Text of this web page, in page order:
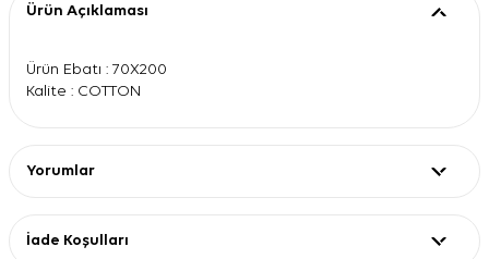
Ürün Açıklaması
Ürün Ebatı : 70X200
Kalite : COTTON
Yorumlar
İade Koşulları